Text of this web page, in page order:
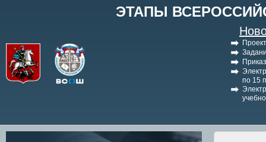
ЭТАПЫ
по 15